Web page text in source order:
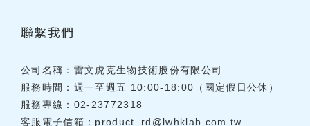
聯繫我們
公司名稱：雷文虎克生物技術股份有限公司
服務時間：週一至週五 10:00-18:00（國定假日公休）
服務專線：02-23772318
客服電子信箱： product_rd@lwhklab.com.tw